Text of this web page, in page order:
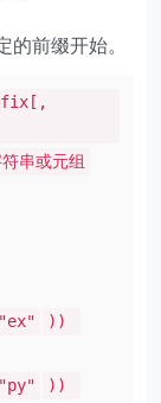
的前缀开始。
串或元组
"ex"
))
"py"
))